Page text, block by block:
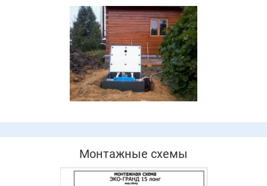
Монтажные схемы